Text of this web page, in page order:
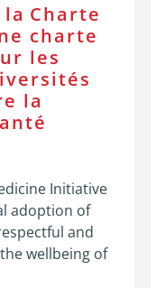
la Charte
charte
les
la
Initiative
adoption of
and
wellbeing of